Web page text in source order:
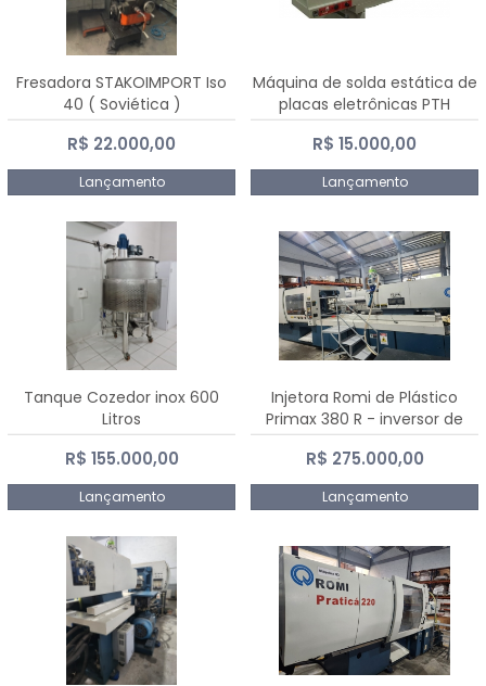
Fresadora STAKOIMPORT Iso
40 ( Soviética )
R$ 22.000,00
Lançamento
Máquina de solda estática de
placas eletrônicas PTH
DIALSAT
R$ 15.000,00
Lançamento
Tanque Cozedor inox 600
Litros
R$ 155.000,00
Lançamento
Injetora Romi de Plástico
Primax 380 R - inversor de
frequência NR 12 - 2008
R$ 275.000,00
Lançamento